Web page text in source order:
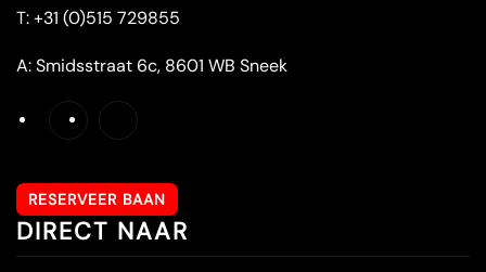
T:+31 (0)515 729855
A:Smidsstraat 6c, 8601 WB Sneek
RESERVEER BAAN
DIRECT NAAR